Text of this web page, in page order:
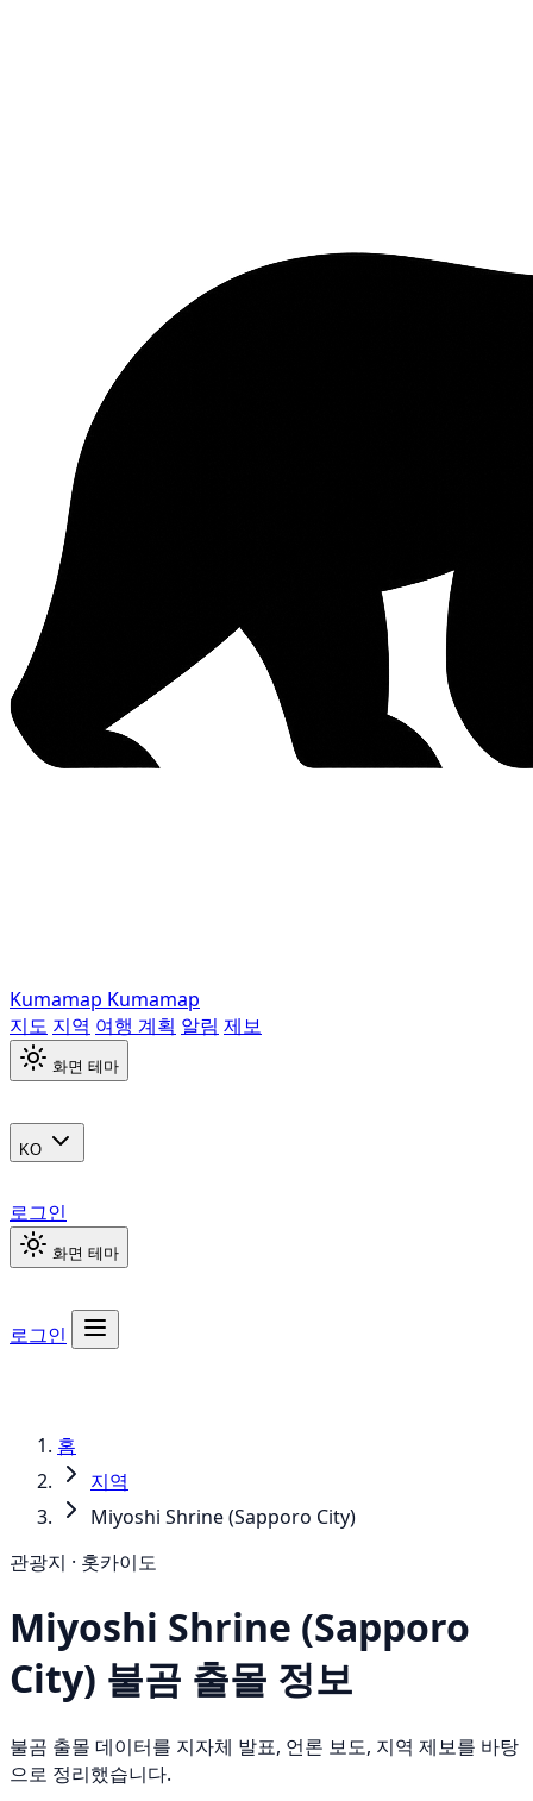
Kumamap Kumamap
지도 지역 여행 계획 알림 제보
화면 테마
KO
로그인
화면 테마
로그인
홈
지역
Miyoshi Shrine (Sapporo City)
관광지 · 홋카이도
Miyoshi Shrine (Sapporo
City) 불곰 출몰 정보
불곰 출몰 데이터를 지자체 발표, 언론 보도, 지역 제보를 바탕
으로 정리했습니다.